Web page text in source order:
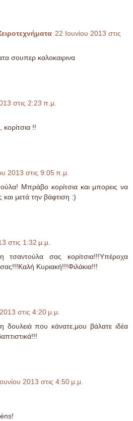
22 Ιουνίου 2013 στις
σουπερ καλοκαιρινα
στις 2:23 π.μ.
!!
2013 στις 9:05 π.μ.
Μπράβο κορίτσια και μπορεις να
και μετά την βάφτιση :)
στις 1:32 μ.μ.
τσαντούλα σας κορίτσια!!!Υπέροχα
Κυριακή!!!Φιλάκια!!!
στις 4:20 μ.μ.
δουλειά που κάνατε,μου βάλατε ιδέα
2013 στις 4:50 μ.μ.